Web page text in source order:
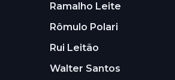
Ramalho Leite
Rômulo Polari
Rui Leitão
Walter Santos